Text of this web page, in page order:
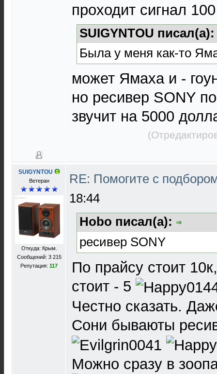
проходит сигнал
SUIGYNTOU
Была у меня как-то
может Ямаха и -
но ресивер SONY
звучит на 5000
SUIGYNTOU
Ветеран
Откуда: Крым.
Сообщений: 3 215
Репутация: 117
RE: Помогите с
18:44
Hobo писал(а):
ресивер SONY
По прайсу стоит
стоит - 5
Честно сказать.
Сони бываюты
Можно сразу в